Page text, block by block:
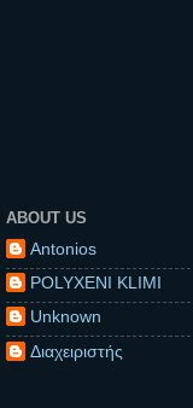
ABOUT US
Antonios
POLYXENI KLIMI
Unknown
Διαχειριστής